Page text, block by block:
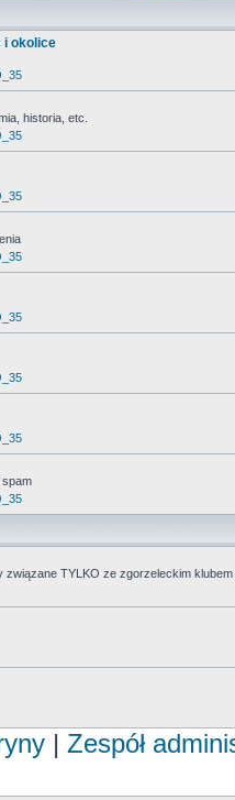
i okolice
historia, etc.
spam
TYLKO ze zgorzeleckim klubem
| Zespół